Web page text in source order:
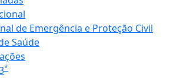
de Emergência e Proteção Civil
Saúde
*